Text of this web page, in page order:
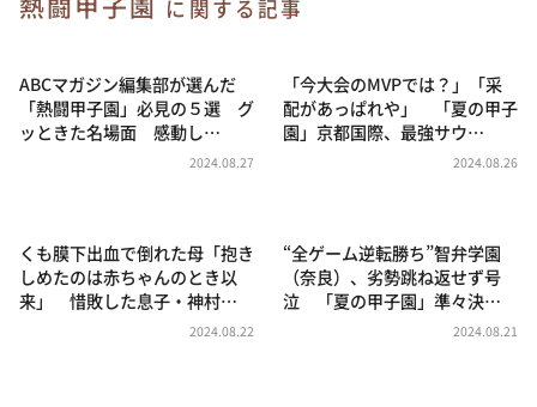
相席食堂
これ余談なんですけど・・・
～人生密着トークバラエティ！～ やすとものいたっ
news おかえり
河合＆A.B.C-Z塚田×福井アナ「なんでやねん！？」
（news おかえり）
に関する記事
ABCマガジン編集部が選んだ
「熱闘甲子園」必見の５選 グ
ッときた名場面 感動し…
2024.08.27
「今大会のMVPでは？」「采
配があっぱれや」 「夏の甲子
園」京都国際、最強サウ…
2024.08.26
くも膜下出血で倒れた母「抱き
しめたのは赤ちゃんのとき以
来」 惜敗した息子・神村…
2024.08.22
“全ゲーム逆転勝ち”智弁学園
（奈良）、劣勢跳ね返せず号
泣 「夏の甲子園」準々決…
2024.08.21